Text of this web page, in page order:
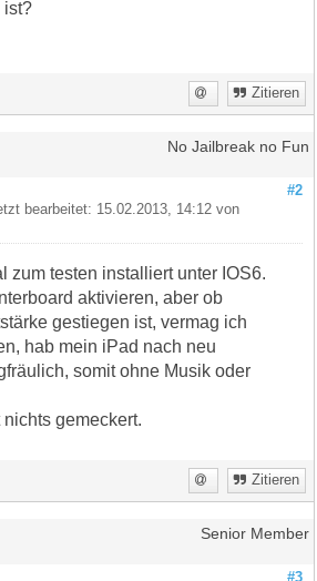
ist?
Zitieren
No Jailbreak no Fun
#2
bearbeitet: 15.02.2013, 14:12 von
zum testen installiert unter IOS6.
aktivieren, aber ob
gestiegen ist, vermag ich
hab mein iPad nach neu
somit ohne Musik oder
gemeckert.
Zitieren
Senior Member
#3